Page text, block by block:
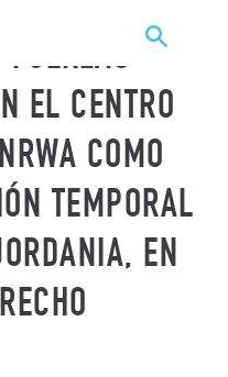
EL CENTRO
COMO
TEMPORAL
EN
DE